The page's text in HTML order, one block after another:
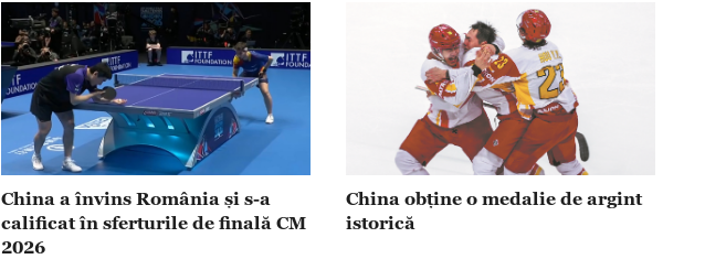
China a învins România și s-a
calificat în sferturile de finală CM
2026
China obține o medalie de argint
istorică